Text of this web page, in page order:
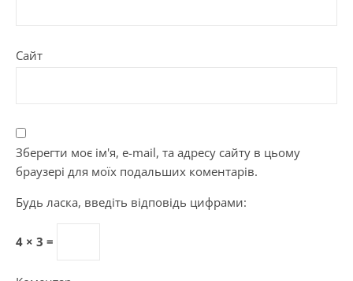
Сайт
Зберегти моє ім'я, e-mail, та адресу сайту в цьому
браузері для моїх подальших коментарів.
Будь ласка, введіть відповідь цифрами:
4 × 3 =